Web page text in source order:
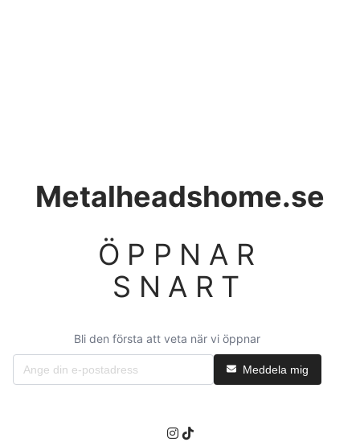
Metalheadshome.se
ÖPPNAR
SNART
Bli den första att veta när vi öppnar
Meddela mig